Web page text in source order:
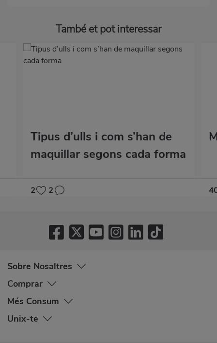
També et pot interessar
Tipus d’ulls i com s’han de
maquillar segons cada forma
2 2
Sobre Nosaltres
Comprar
Més Consum
Unix-te